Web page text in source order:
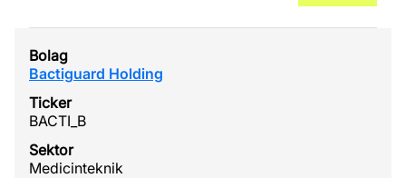
Bactiguard Holding
BACTI_B
Medicinteknik